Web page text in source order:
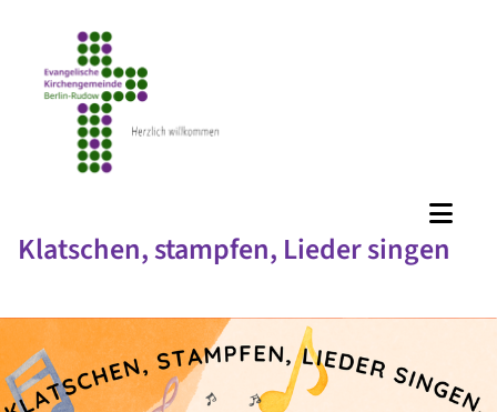
Klatschen, stampfen, Lieder singen